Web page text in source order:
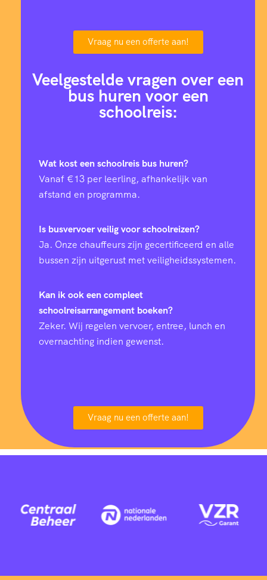
Vraag nu een offerte aan!
Veelgestelde vragen over een
bus huren voor een
schoolreis:
Wat kost een schoolreis bus huren?
Vanaf €13 per leerling, afhankelijk van
afstand en programma.
Is busvervoer veilig voor schoolreizen?
Ja. Onze chauffeurs zijn gecertificeerd en alle
bussen zijn uitgerust met veiligheidssystemen.
Kan ik ook een compleet
schoolreisarrangement boeken?
Zeker. Wij regelen vervoer, entree, lunch en
overnachting indien gewenst.
Vraag nu een offerte aan!